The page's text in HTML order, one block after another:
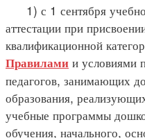
1) с 1 сентября
аттестации при
квалификационной
Правилами и условиями
педагогов, занимающих
образования,
учебные программы
обучения, начального,